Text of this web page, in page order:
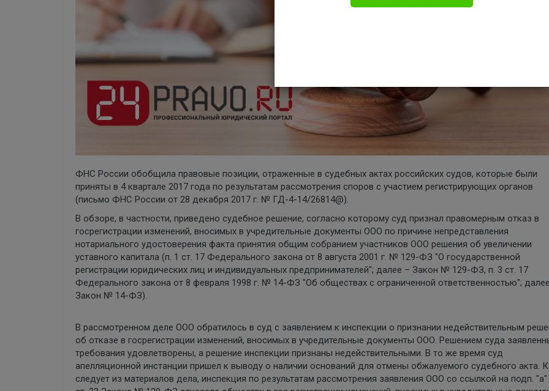
ФНС России обобщила правовые позиции, отраженные в судебных актах российских судов, которые были
приняты в 4 квартале 2017 года по результатам рассмотрения споров с участием регистрирующих органов
(письмо ФНС России от 28 декабря 2017 г. № ГД-4-14/26814@).
В обзоре, в частности, приведено судебное решение, согласно которому суд признал правомерным отказ в
госрегистрации изменений, вносимых в учредительные документы ООО по причине непредставления
нотариального удостоверения факта принятия общим собранием участников ООО решения об увеличении
уставного капитала (п. 1 ст. 17 Федерального закона от 8 августа 2001 г. № 129-ФЗ "О государственной
регистрации юридических лиц и индивидуальных предпринимателей"; далее – Закон № 129-ФЗ, п. 3 ст. 17
Федерального закона от 8 февраля 1998 г. № 14-ФЗ "Об обществах с ограниченной ответственностью";
Закон № 14-ФЗ).
В рассмотренном деле ООО обратилось в суд с заявлением к инспекции о признании недействительным
об отказе в госрегистрации изменений, вносимых в учредительные документы ООО. Решением суда
требования удовлетворены, а решение инспекции признаны недействительными. В то же время суд
апелляционной инстанции пришел к выводу о наличии оснований для отмены обжалуемого судебного акта.
следует из материалов дела, инспекция по результатам рассмотрения заявления ООО со ссылкой на подп. "а"